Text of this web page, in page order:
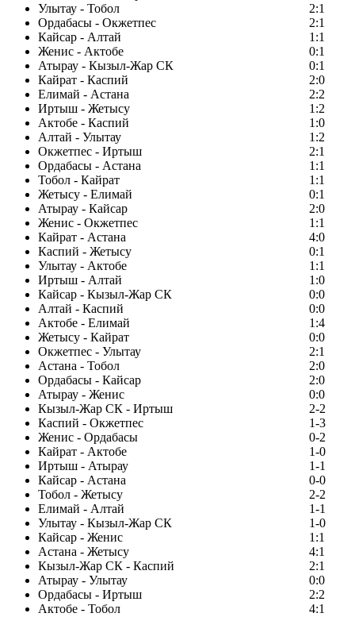
Улытау - Тобол
2:1
Ордабасы - Окжетпес
2:1
Кайсар - Алтай
1:1
Женис - Актобе
0:1
Атырау - Кызыл-Жар СК
0:1
Кайрат - Каспий
2:0
Елимай - Астана
2:2
Иртыш - Жетысу
1:2
Актобе - Каспий
1:0
Алтай - Улытау
1:2
Окжетпес - Иртыш
2:1
Ордабасы - Астана
1:1
Тобол - Кайрат
1:1
Жетысу - Елимай
0:1
Атырау - Кайсар
2:0
Женис - Окжетпес
1:1
Кайрат - Астана
4:0
Каспий - Жетысу
0:1
Улытау - Актобе
1:1
Иртыш - Алтай
1:0
Кайсар - Кызыл-Жар СК
0:0
Алтай - Каспий
0:0
Актобе - Елимай
1:4
Жетысу - Кайрат
0:0
Окжетпес - Улытау
2:1
Астана - Тобол
2:0
Ордабасы - Кайсар
2:0
Атырау - Женис
0:0
Кызыл-Жар СК - Иртыш
2-2
Каспий - Окжетпес
1-3
Женис - Ордабасы
0-2
Кайрат - Актобе
1-0
Иртыш - Атырау
1-1
Кайсар - Астана
0-0
Тобол - Жетысу
2-2
Елимай - Алтай
1-1
Улытау - Кызыл-Жар СК
1-0
Кайсар - Женис
1:1
Астана - Жетысу
4:1
Кызыл-Жар СК - Каспий
2:1
Атырау - Улытау
0:0
Ордабасы - Иртыш
2:2
Актобе - Тобол
4:1